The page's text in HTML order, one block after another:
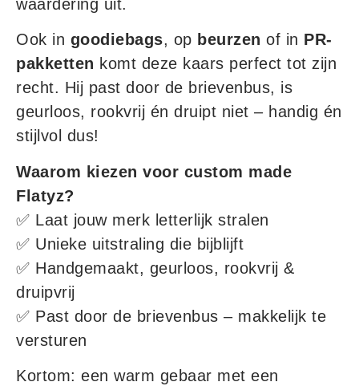
waardering uit.
Ook in goodiebags, op beurzen of in PR-
pakketten komt deze kaars perfect tot zijn
recht. Hij past door de brievenbus, is
geurloos, rookvrij én druipt niet – handig én
stijlvol dus!
Waarom kiezen voor custom made
Flatyz?
✅ Laat jouw merk letterlijk stralen
✅ Unieke uitstraling die bijblijft
✅ Handgemaakt, geurloos, rookvrij &
druipvrij
✅ Past door de brievenbus – makkelijk te
versturen
Kortom: een warm gebaar met een